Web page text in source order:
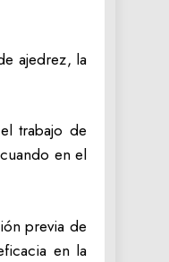
ajedrez, la
trabajo de
en el
previa de
en la